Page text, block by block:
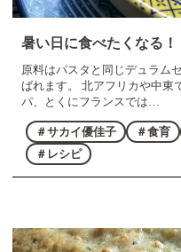
暑い日に食べたくなる
原料はパスタと同じデュラム
ばれます。 北アフリカや中東
パ、とくにフランスでは…
＃サカイ優佳子 ＃食育
＃レシピ